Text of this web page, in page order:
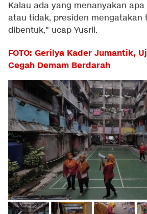
Kalau ada yang menanyakan
atau tidak, presiden mengatakan
dibentuk," ucap Yusril.
FOTO: Gerilya Kader Jumantik,
Cegah Demam Berdarah